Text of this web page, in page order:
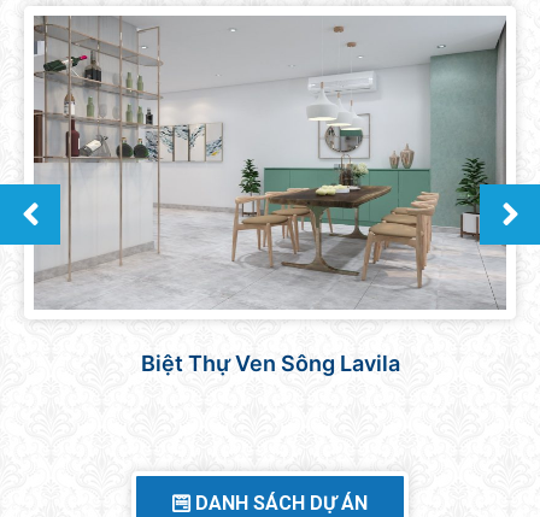
Căn hộ Sunrise Central
DANH SÁCH DỰ ÁN